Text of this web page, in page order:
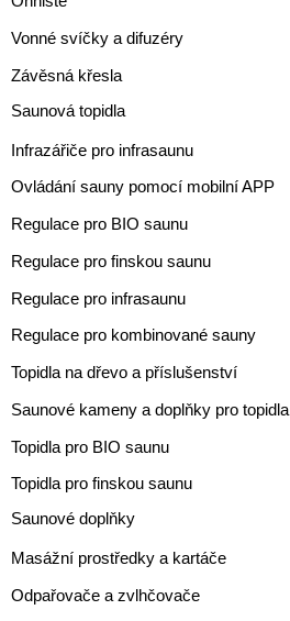
Vonné svíčky a difuzéry
Závěsná křesla
Saunová topidla
Infrazářiče pro infrasaunu
Ovládání sauny pomocí mobilní APP
Regulace pro BIO saunu
Regulace pro finskou saunu
Regulace pro infrasaunu
Regulace pro kombinované sauny
Topidla na dřevo a příslušenství
Saunové kameny a doplňky pro topidla
Topidla pro BIO saunu
Topidla pro finskou saunu
Saunové doplňky
Masážní prostředky a kartáče
Odpařovače a zvlhčovače